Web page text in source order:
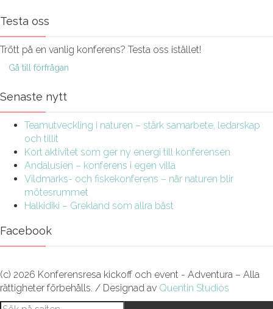
Testa oss
Trött på en vanlig konferens? Testa oss istället!
Gå till förfrågan
Senaste nytt
Teamutveckling i naturen – stärk samarbete, ledarskap
och tillit
Kort aktivitet som ger ny energi till konferensen
Andalusien – konferens i egen villa
Vildmarks- och fiskekonferens – när naturen blir
mötesrummet
Halkidiki – Grekland som allra bäst
Facebook
(c) 2026 Konferensresa kickoff och event - Adventura – Alla
rättigheter förbehålls. / Designad av Quentin Studios